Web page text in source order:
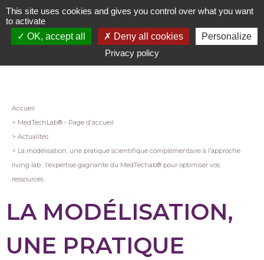
Aller
au
contenu
Fil
d'Ariane
Accueil
MedTechLab® - Page d'accueil
Actualités
La modélisation, une pratique scientifique complémentaire à l’approche
living lab : l’expertise gagnante du MedTechab® pour optimiser vos
ressources
LA MODÉLISATION,
UNE PRATIQUE
This site uses cookies and gives you control over what you want
to activate
OK, accept all
Deny all cookies
Personalize
Privacy policy